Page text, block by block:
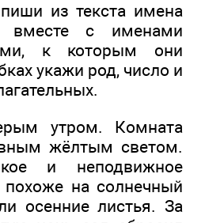
из текста имена
вместе с именами
к которым они
укажи род, число и
утром. Комната
жёлтым светом.
и неподвижное
на солнечный
осенние листья. За